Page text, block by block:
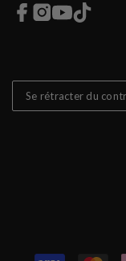
Liens vers
Se rétracter du